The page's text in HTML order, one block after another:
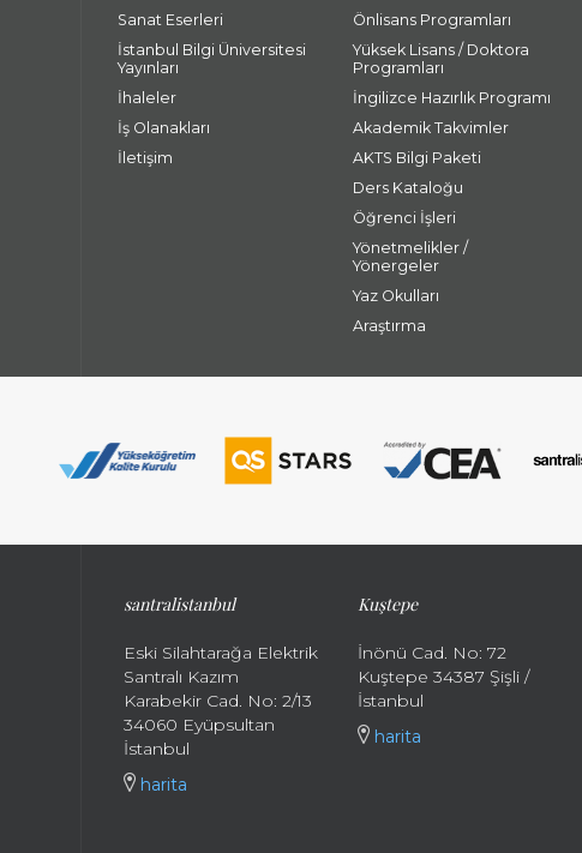
Sanat Eserleri
İstanbul Bilgi Üniversitesi
Yayınları
İhaleler
İş Olanakları
İletişim
Önlisans Programları
Yüksek Lisans / Doktora
Programları
İngilizce Hazırlık Programı
Akademik Takvimler
AKTS Bilgi Paketi
Ders Kataloğu
Öğrenci İşleri
Yönetmelikler /
Yönergeler
Yaz Okulları
Araştırma
santralistanbul
Eski Silahtarağa Elektrik
Santralı Kazım
Karabekir Cad. No: 2/13
34060 Eyüpsultan
İstanbul
harita
Kuştepe
İnönü Cad. No: 72
Kuştepe 34387 Şişli /
İstanbul
harita